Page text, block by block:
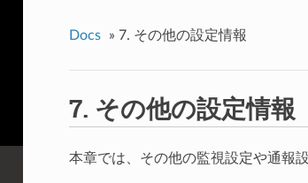
Docs » 7. その他の設定情報
7. その他の設定情報
本章では、その他の監視設定や通報